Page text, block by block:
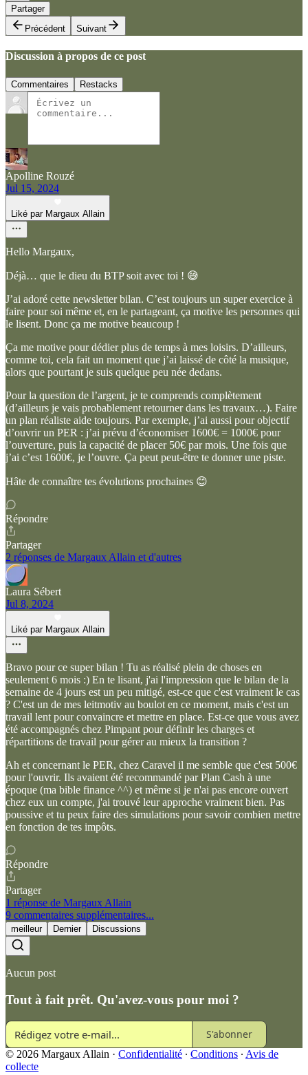
Partager
Précédent
Suivant
Discussion à propos de ce post
Commentaires Restacks
Apolline Rouzé
Jul 15, 2024
Liké par Margaux Allain
Hello Margaux,
Déjà… que le dieu du BTP soit avec toi ! 😅
J’ai adoré cette newsletter bilan. C’est toujours un super exercice à
faire pour soi même et, en le partageant, ça motive les personnes qui
le lisent. Donc ça me motive beaucoup !
Ça me motive pour dédier plus de temps à mes loisirs. D’ailleurs,
comme toi, cela fait un moment que j’ai laissé de côté la musique,
alors que pourtant je suis quelque peu née dedans.
Pour la question de l’argent, je te comprends complètement
(d’ailleurs je vais probablement retourner dans les travaux…). Faire
un plan réaliste aide toujours. Par exemple, j’ai aussi pour objectif
d’ouvrir un PER : j’ai prévu d’économiser 1600€ = 1000€ pour
l’ouverture, puis la capacité de placer 50€ par mois. Une fois que
j’ai c’est 1600€, je l’ouvre. Ça peut peut-être te donner une piste.
Hâte de connaître tes évolutions prochaines 😊
Répondre
Partager
2 réponses de Margaux Allain et d'autres
Laura Sébert
Jul 8, 2024
Liké par Margaux Allain
Bravo pour ce super bilan ! Tu as réalisé plein de choses en
seulement 6 mois :) En te lisant, j'ai l'impression que le bilan de la
semaine de 4 jours est un peu mitigé, est-ce que c'est vraiment le cas
? C'est un de mes leitmotiv au boulot en ce moment, mais c'est un
travail lent pour convaincre et mettre en place. Est-ce que vous avez
été accompagnés chez Pimpant pour définir les charges et
répartitions de travail pour gérer au mieux la transition ?
Ah et concernant le PER, chez Caravel il me semble que c'est 500€
pour l'ouvrir. Ils avaient été recommandé par Plan Cash à une
époque (ma bible finance ^^) et même si je n'ai pas encore ouvert
chez eux un compte, j'ai trouvé leur approche vraiment bien. Pas
poussive et tu peux faire des simulations pour savoir combien mettre
en fonction de tes impôts.
Répondre
Partager
1 réponse de Margaux Allain
9 commentaires supplémentaires...
meilleur Dernier Discussions
Aucun post
Tout à fait prêt. Qu'avez-vous pour moi ?
S'abonner
© 2026 Margaux Allain · Confidentialité ∙ Conditions ∙ Avis de
collecte